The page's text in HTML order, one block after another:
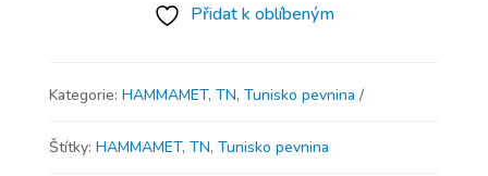
Přidat k oblíbeným
Kategorie: HAMMAMET, TN, Tunisko pevnina
Štítky: HAMMAMET, TN, Tunisko pevnina